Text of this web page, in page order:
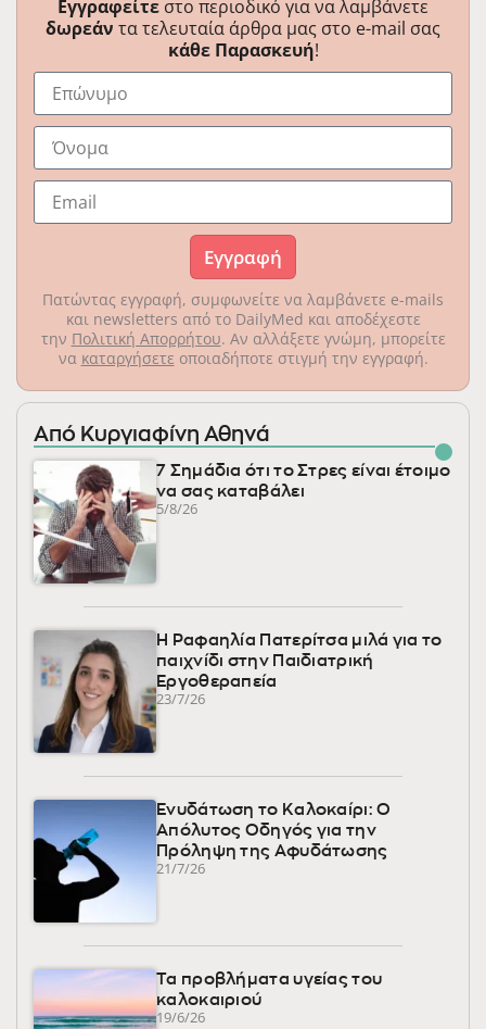
Εγγραφείτε στο περιοδικό για να λαμβάνετε
δωρεάν τα τελευταία άρθρα μας στο e-mail σας
κάθε Παρασκευή!
Εγγραφή
Πατώντας εγγραφή, συμφωνείτε να λαμβάνετε e-mails
και newsletters από το DailyMed και αποδέχεστε
την Πολιτική Απορρήτου. Αν αλλάξετε γνώμη, μπορείτε
να καταργήσετε οποιαδήποτε στιγμή την εγγραφή.
Από Κυργιαφίνη Αθηνά
7 Σημάδια ότι το Στρες είναι έτοιμο
να σας καταβάλει
5/8/26
Η Ραφαηλία Πατερίτσα μιλά για το
παιχνίδι στην Παιδιατρική
Εργοθεραπεία
23/7/26
Ενυδάτωση το Καλοκαίρι: Ο
Απόλυτος Οδηγός για την
Πρόληψη της Αφυδάτωσης
21/7/26
Τα προβλήματα υγείας του
καλοκαιριού
19/6/26